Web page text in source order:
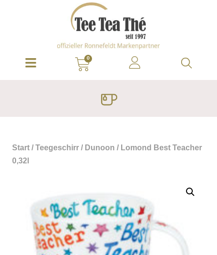
0
Start / Teegeschirr / Dunoon / Lomond Best Teacher
0,32l